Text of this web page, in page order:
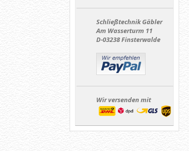
Schließtechnik Gäbler
Am Wasserturm 11
D-03238 Finsterwalde
Wir versenden mit